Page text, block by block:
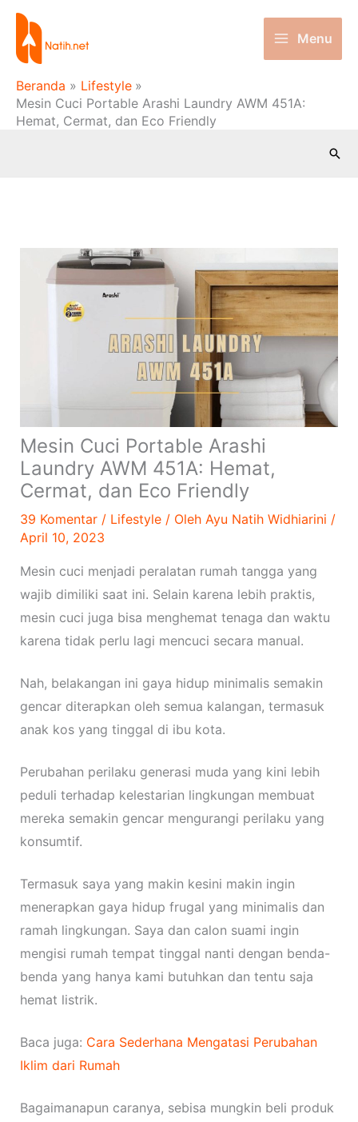
Lewati
konten
Menu
Beranda
Lifestyle
Mesin Cuci Portable Arashi Laundry AWM 451A:
Hemat, Cermat, dan Eco Friendly
Cari
Mesin Cuci Portable Arashi
Laundry AWM 451A: Hemat,
Cermat, dan Eco Friendly
39 Komentar / Lifestyle/ Oleh Ayu Natih Widhiarini /
April 10, 2023
Mesin cuci menjadi peralatan rumah tangga yang
wajib dimiliki saat ini. Selain karena lebih praktis,
mesin cuci juga bisa menghemat tenaga dan waktu
karena tidak perlu lagi mencuci secara manual.
Nah, belakangan ini gaya hidup minimalis semakin
gencar diterapkan oleh semua kalangan, termasuk
anak kos yang tinggal di ibu kota.
Perubahan perilaku generasi muda yang kini lebih
peduli terhadap kelestarian lingkungan membuat
mereka semakin gencar mengurangi perilaku yang
konsumtif.
Termasuk saya yang makin kesini makin ingin
menerapkan gaya hidup frugal yang minimalis dan
ramah lingkungan. Saya dan calon suami ingin
mengisi rumah tempat tinggal nanti dengan benda-
benda yang hanya kami butuhkan dan tentu saja
hemat listrik.
Baca juga: Cara Sederhana Mengatasi Perubahan
Iklim dari Rumah
Bagaimanapun caranya, sebisa mungkin beli produk